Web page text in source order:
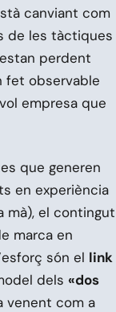
canviant com
de les tàctiques
perdent
fet observable
empresa que
que generen
en experiència
mà), el contingut
marca en
són el link
dels «dos
venent com a